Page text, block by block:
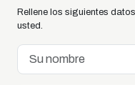
Rellene los siguientes
usted.